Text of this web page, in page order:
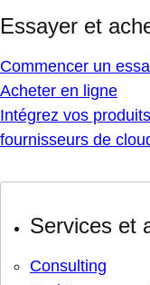
Essayer et
Commencer un
Acheter en ligne
Intégrez vos
fournisseurs de
Services et
Consulting